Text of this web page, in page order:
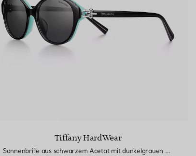
Tiffany HardWear
Sonnenbrille aus schwarzem Acetat mit dunkelgrauen Gläsern